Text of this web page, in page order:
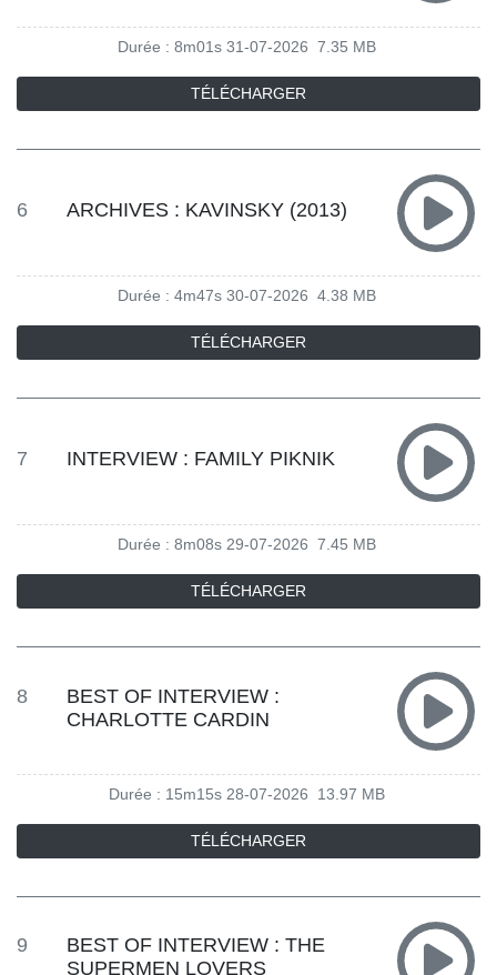
Durée : 8m01s 31-07-2026 7.35 MB
TÉLÉCHARGER
6 ARCHIVES : KAVINSKY (2013)
Durée : 4m47s 30-07-2026 4.38 MB
TÉLÉCHARGER
7 INTERVIEW : FAMILY PIKNIK
Durée : 8m08s 29-07-2026 7.45 MB
TÉLÉCHARGER
8
BEST OF INTERVIEW :
CHARLOTTE CARDIN
Durée : 15m15s 28-07-2026 13.97 MB
TÉLÉCHARGER
9
BEST OF INTERVIEW : THE
SUPERMEN LOVERS